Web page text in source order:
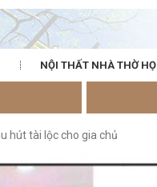
NỘI THẤT NHÀ THỜ HỌ
hút tài lộc cho gia chủ